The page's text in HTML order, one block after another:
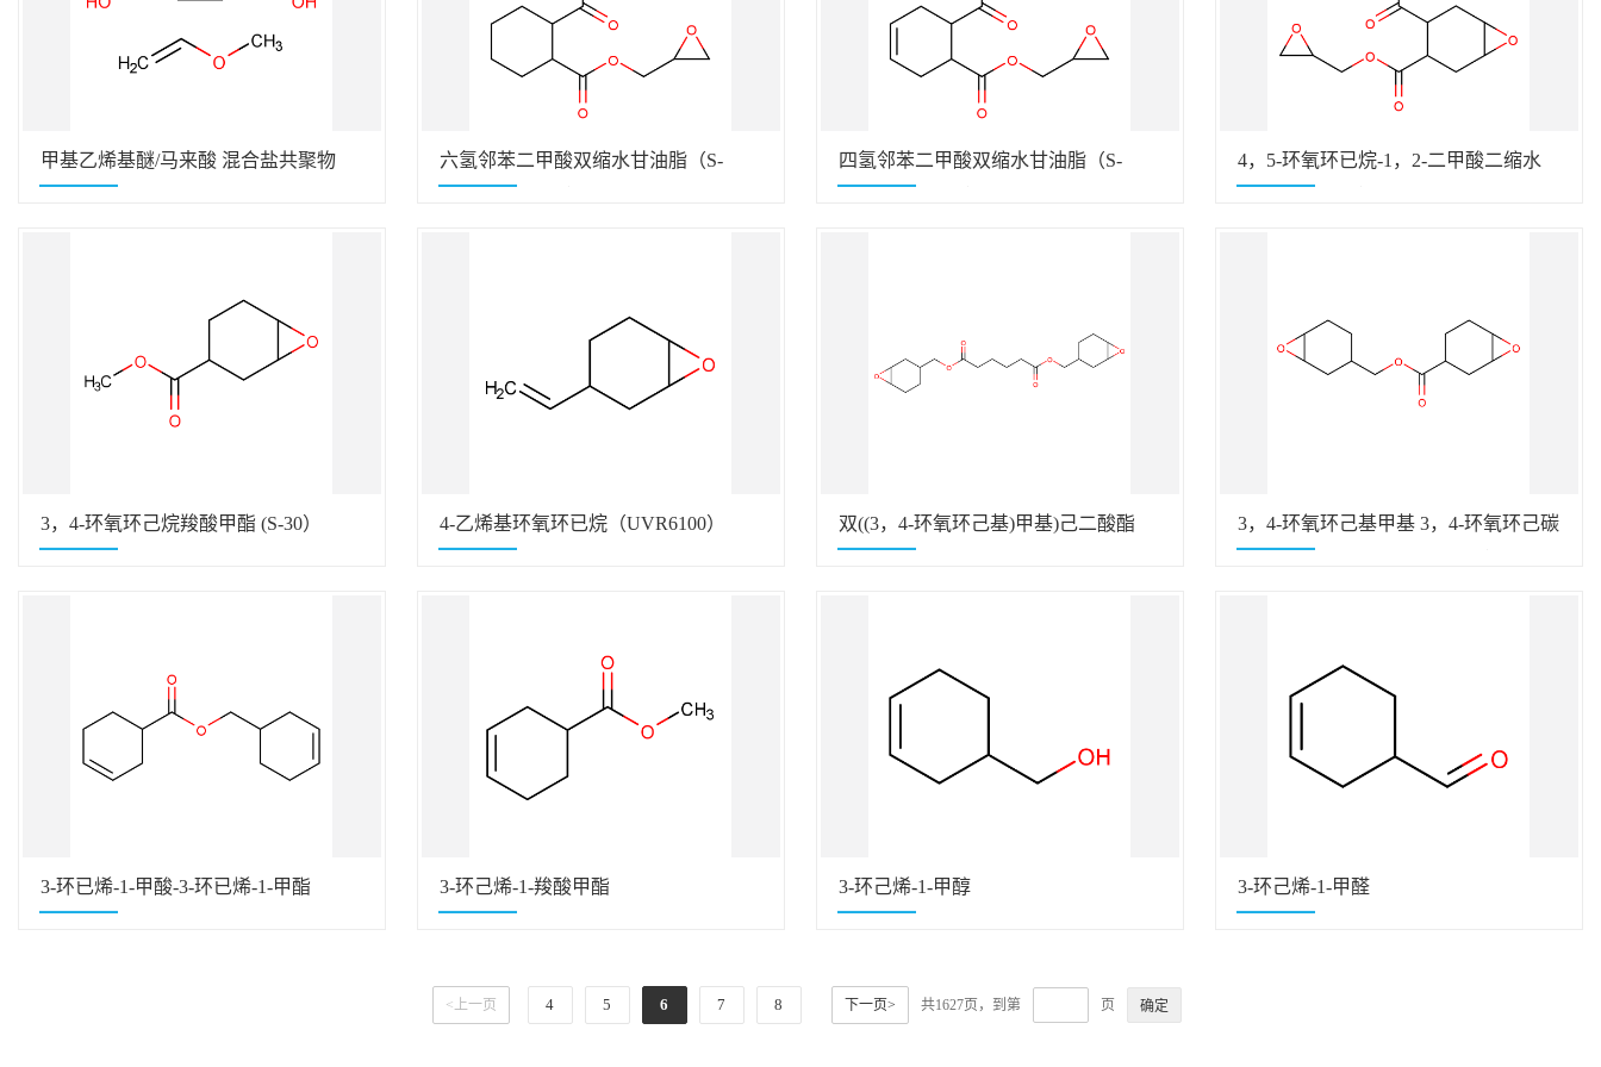
甲基乙烯基醚/马来酸 混合盐共聚物
六氢邻苯二甲酸双缩水甘油脂（S-
四氢邻苯二甲酸双缩水甘油脂（S-
4，5-环氧环已烷-1，2-二甲酸二缩水
3，4-环氧环己烷羧酸甲酯 (S-30） 4-乙烯基环氧环已烷（UVR6100）
双((3，4-环氧环己基)甲基)己二酸酯
3，4-环氧环己基甲基 3，4-环氧环己碳
3-环已烯-1-甲酸-3-环已烯-1-甲酯 3-环己烯-1-羧酸甲酯 3-环己烯-1-甲醇 3-环己烯-1-甲醛
<上一页 4 5 6 7 8 下一页> 共1627页，到第 页